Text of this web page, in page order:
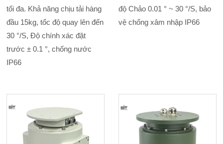
tối đa. Khả năng chịu tải hàng
đầu 15kg, tốc độ quay lên đến
30 °/S, Độ chính xác đặt
trước ± 0.1 °, chống nước
IP66
độ Chảo 0.01 ° ~ 30 °/S, bảo
vệ chống xâm nhập IP66